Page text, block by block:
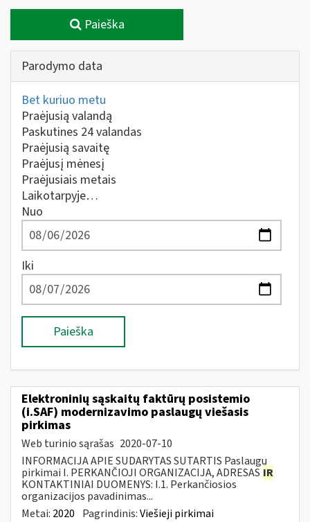
Paieška
Parodymo data
Bet kuriuo metu
Praėjusią valandą
Paskutines 24 valandas
Praėjusią savaitę
Praėjusį mėnesį
Praėjusiais metais
Laikotarpyje…
Nuo
Iki
Paieška
Elektroninių sąskaitų faktūrų posistemio
(i.SAF) modernizavimo paslaugų viešasis
pirkimas
Web turinio sąrašas 2020-07-10
INFORMACIJA APIE SUDARYTAS SUTARTIS Paslaugų
pirkimai I. PERKANČIOJI ORGANIZACIJA, ADRESAS IR
KONTAKTINIAI DUOMENYS: I.1. Perkančiosios
organizacijos pavadinimas...
Metai: 2020 Pagrindinis:Viešieji pirkimai